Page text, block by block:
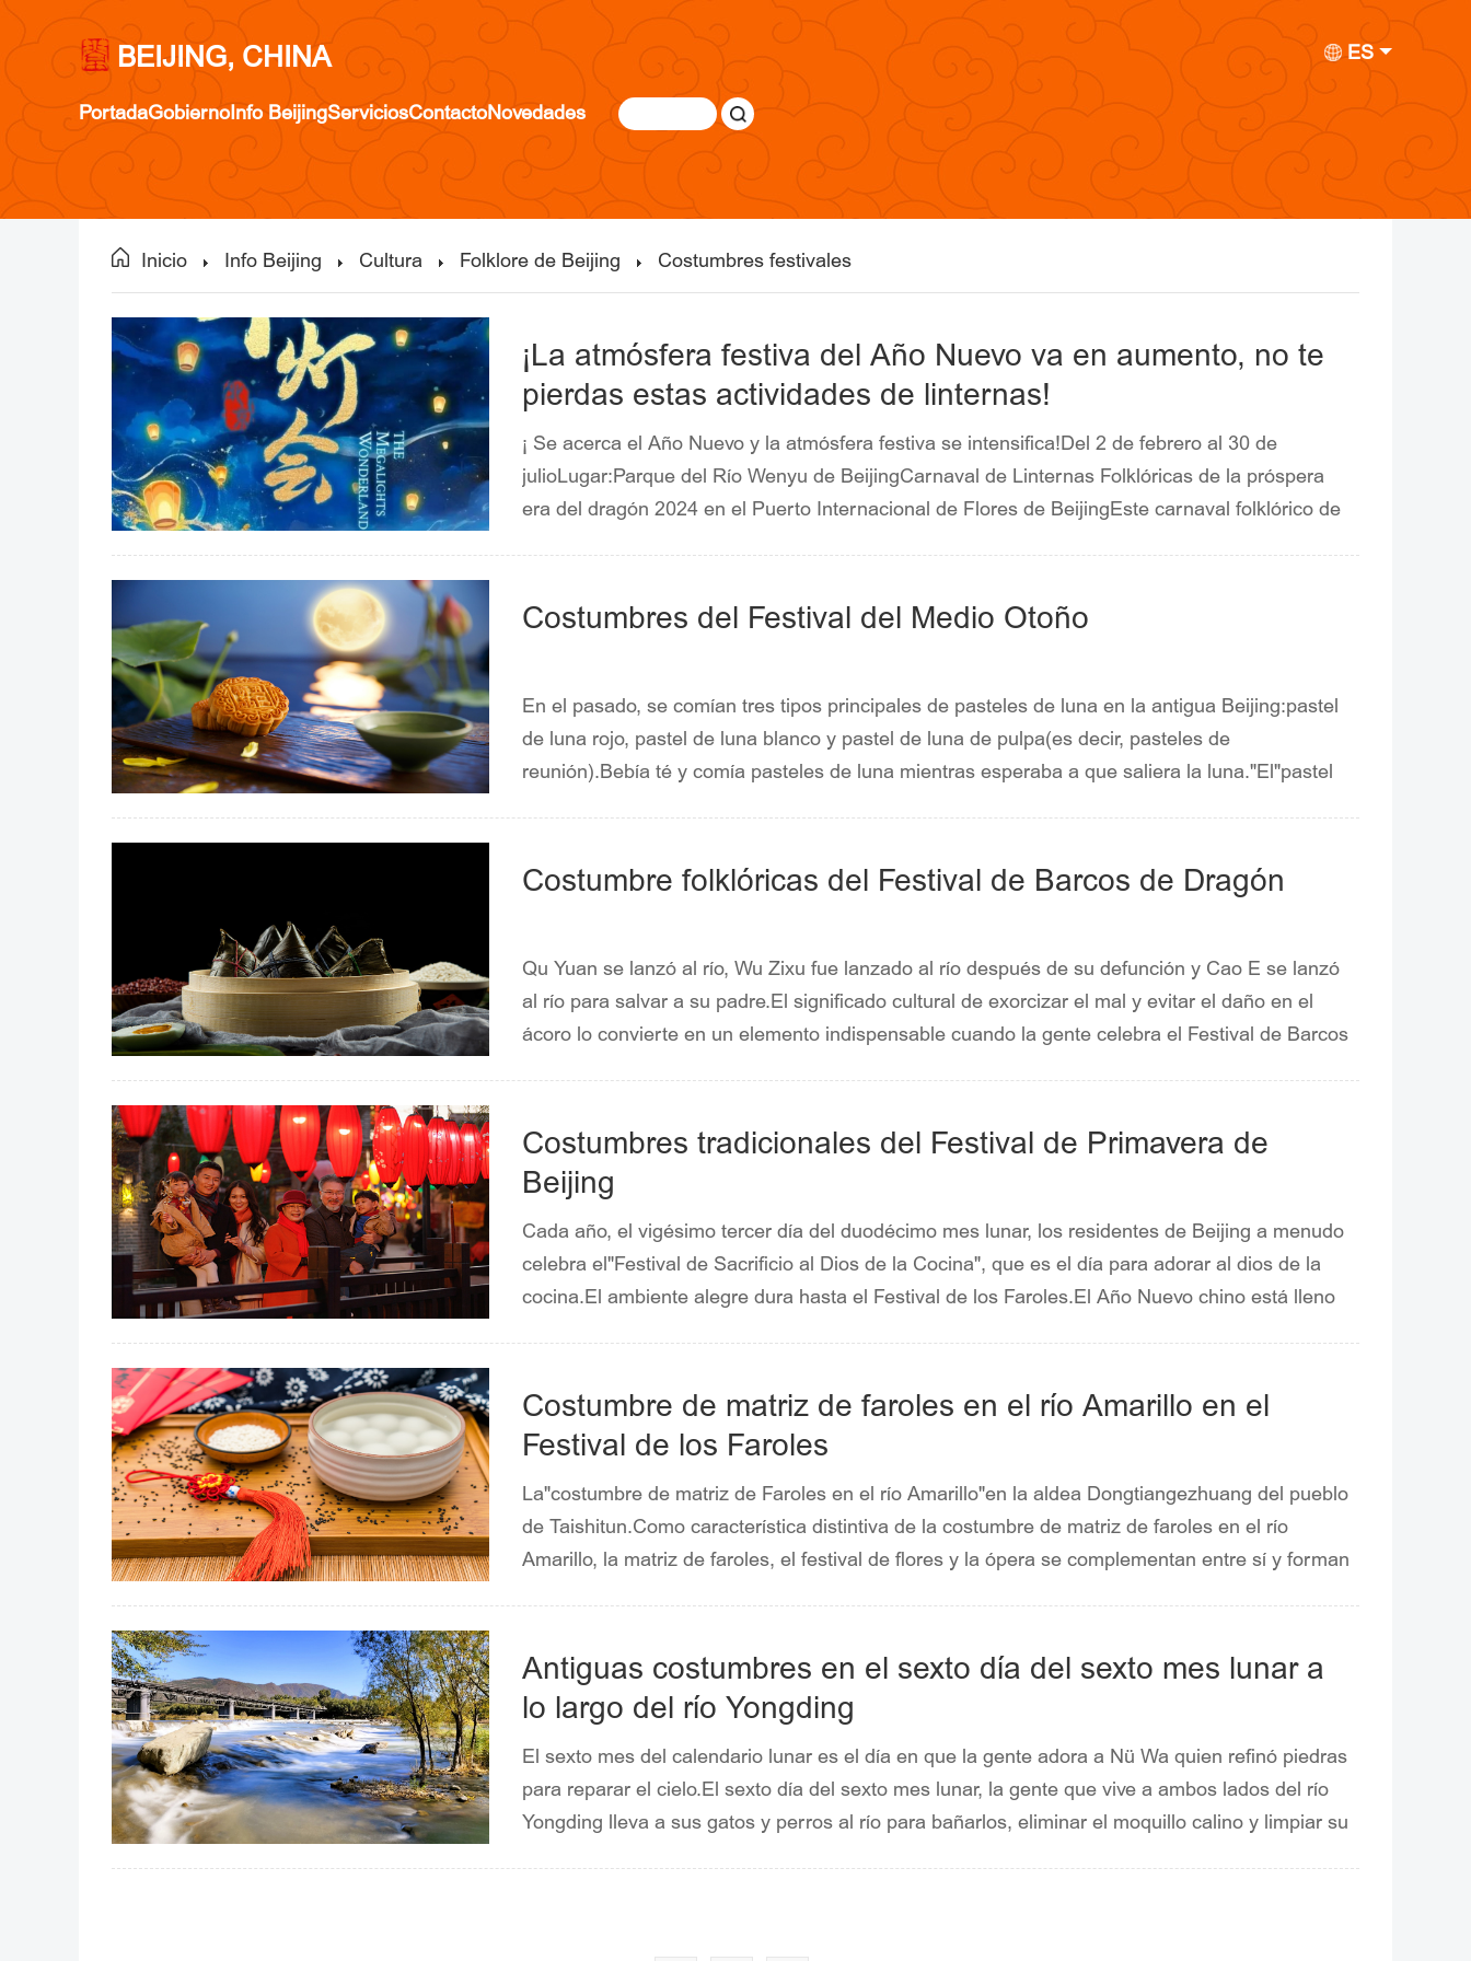
BEIJING, CHINA ES
PortadaGobiernoInfo BeijingServiciosContactoNovedades
Inicio Info Beijing Cultura Folklore de Beijing Costumbres festivales
¡La atmósfera festiva del Año Nuevo va en aumento, no te
pierdas estas actividades de linternas!
¡ Se acerca el Año Nuevo y la atmósfera festiva se intensifica!Del 2 de febrero al 30 de
julioLugar:Parque del Río Wenyu de BeijingCarnaval de Linternas Folklóricas de la próspera
era del dragón 2024 en el Puerto Internacional de Flores de BeijingEste carnaval folklórico de
"Lluvia de flores", "Tierra Próspera", "Arado"y"Época próspera".
Costumbres del Festival del Medio Otoño
En el pasado, se comían tres tipos principales de pasteles de luna en la antigua Beijing:pastel
de luna rojo, pastel de luna blanco y pastel de luna de pulpa(es decir, pasteles de
reunión).Bebía té y comía pasteles de luna mientras esperaba a que saliera la luna."El"pastel
blanco", pero la harina se mezcla con la manteca de cerdo.(Fuente:bj.wenming.cn).
Costumbre folklóricas del Festival de Barcos de Dragón
Qu Yuan se lanzó al río, Wu Zixu fue lanzado al río después de su defunción y Cao E se lanzó
al río para salvar a su padre.El significado cultural de exorcizar el mal y evitar el daño en el
ácoro lo convierte en un elemento indispensable cuando la gente celebra el Festival de Barcos
es aceptable para el uso externo, pero es dañino para beber y debe usarse con precaución.
(Fuente:bjwmb.gov.cn).
Costumbres tradicionales del Festival de Primavera de
Beijing
Cada año, el vigésimo tercer día del duodécimo mes lunar, los residentes de Beijing a menudo
celebra el"Festival de Sacrificio al Dios de la Cocina", que es el día para adorar al dios de la
cocina.El ambiente alegre dura hasta el Festival de los Faroles.El Año Nuevo chino está lleno
Costumbre de matriz de faroles en el río Amarillo en el
Festival de los Faroles
La"costumbre de matriz de Faroles en el río Amarillo"en la aldea Dongtiangezhuang del pueblo
de Taishitun.Como característica distintiva de la costumbre de matriz de faroles en el río
Amarillo, la matriz de faroles, el festival de flores y la ópera se complementan entre sí y forman
Miyun).
Antiguas costumbres en el sexto día del sexto mes lunar a
lo largo del río Yongding
El sexto mes del calendario lunar es el día en que la gente adora a Nü Wa quien refinó piedras
para reparar el cielo.El sexto día del sexto mes lunar, la gente que vive a ambos lados del río
Yongding lleva a sus gatos y perros al río para bañarlos, eliminar el moquillo calino y limpiar su